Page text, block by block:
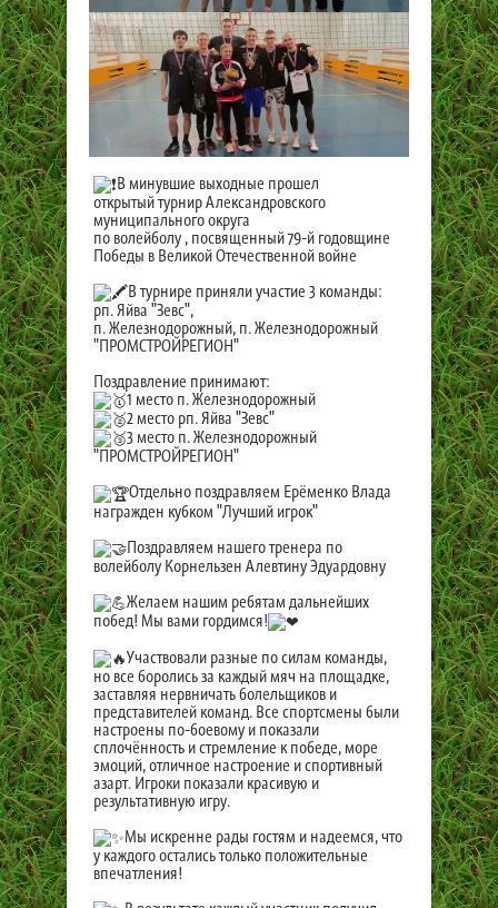
В минувшие выходные прошел
открытый турнир Александровского
муниципального округа
по волейболу , посвященный 79-й годовщине
Победы в Великой Отечественной войне
В турнире приняли участие 3 команды:
рп. Яйва "Зевс",
п. Железнодорожный, п. Железнодорожный
"ПРОМСТРОЙРЕГИОН"
Поздравление принимают:
1 место п. Железнодорожный
2 место рп. Яйва "Зевс"
3 место п. Железнодорожный
"ПРОМСТРОЙРЕГИОН"
Отдельно поздравляем Ерёменко Влада
награжден кубком "Лучший игрок"
Поздравляем нашего тренера по
волейболу Корнельзен Алевтину Эдуардовну
Желаем нашим ребятам дальнейших
побед! Мы вами гордимся!
Участвовали разные по силам команды,
но все боролись за каждый мяч на площадке,
заставляя нервничать болельщиков и
представителей команд. Все спортсмены были
настроены по-боевому и показали
сплочённость и стремление к победе, море
эмоций, отличное настроение и спортивный
азарт. Игроки показали красивую и
результативную игру.
Мы искренне рады гостям и надеемся, что
у каждого остались только положительные
впечатления!